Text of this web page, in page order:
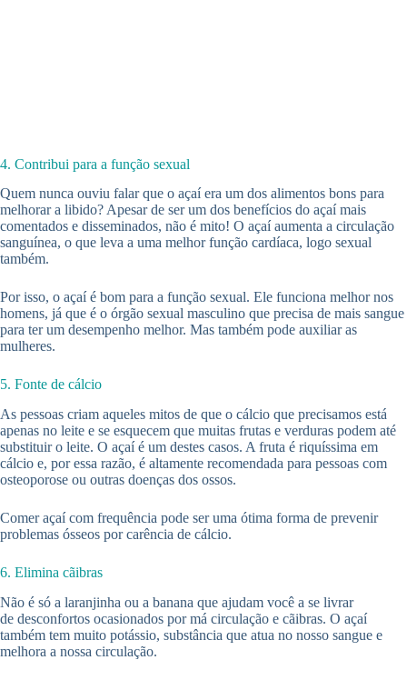
4. Contribui para a função sexual
Quem nunca ouviu falar que o açaí era um dos alimentos bons para
melhorar a libido? Apesar de ser um dos benefícios do açaí mais
comentados e disseminados, não é mito! O açaí aumenta a circulação
sanguínea, o que leva a uma melhor função cardíaca, logo sexual
também.
Por isso, o açaí é bom para a função sexual. Ele funciona melhor nos
homens, já que é o órgão sexual masculino que precisa de mais sangue
para ter um desempenho melhor. Mas também pode auxiliar as
mulheres.
5. Fonte de cálcio
As pessoas criam aqueles mitos de que o cálcio que precisamos está
apenas no leite e se esquecem que muitas frutas e verduras podem até
substituir o leite. O açaí é um destes casos. A fruta é riquíssima em
cálcio e, por essa razão, é altamente recomendada para pessoas com
osteoporose ou outras doenças dos ossos.
Comer açaí com frequência pode ser uma ótima forma de prevenir
problemas ósseos por carência de cálcio.
6. Elimina cãibras
Não é só a laranjinha ou a banana que ajudam você a se livrar
de desconfortos ocasionados por má circulação e cãibras. O açaí
também tem muito potássio, substância que atua no nosso sangue e
melhora a nossa circulação.